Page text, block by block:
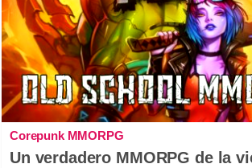
Corepunk MMORPG
Un verdadero MMORPG de la